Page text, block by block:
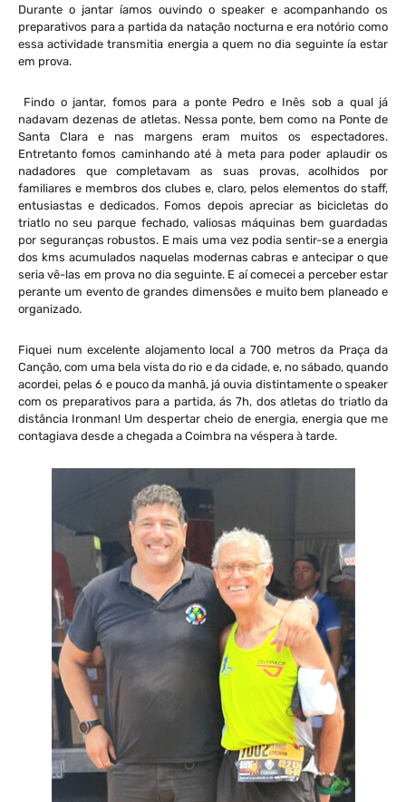
Durante o jantar íamos ouvindo o speaker e acompanhando os
preparativos para a partida da natação nocturna e era notório como
essa actividade transmitia energia a quem no dia seguinte ía estar
em prova.
Findo o jantar, fomos para a ponte Pedro e Inês sob a qual já
nadavam dezenas de atletas. Nessa ponte, bem como na Ponte de
Santa Clara e nas margens eram muitos os espectadores.
Entretanto fomos caminhando até à meta para poder aplaudir os
nadadores que completavam as suas provas, acolhidos por
familiares e membros dos clubes e, claro, pelos elementos do staff,
entusiastas e dedicados. Fomos depois apreciar as bicicletas do
triatlo no seu parque fechado, valiosas máquinas bem guardadas
por seguranças robustos. E mais uma vez podia sentir-se a energia
dos kms acumulados naquelas modernas cabras e antecipar o que
seria vê-las em prova no dia seguinte. E aí comecei a perceber estar
perante um evento de grandes dimensões e muito bem planeado e
organizado.
Fiquei num excelente alojamento local a 700 metros da Praça da
Canção, com uma bela vista do rio e da cidade, e, no sábado, quando
acordei, pelas 6 e pouco da manhã, já ouvia distintamente o speaker
com os preparativos para a partida, ás 7h, dos atletas do triatlo da
distância Ironman! Um despertar cheio de energia, energia que me
contagiava desde a chegada a Coimbra na véspera à tarde.